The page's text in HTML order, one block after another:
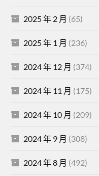
2025 年 2 月 (65)
2025 年 1 月 (236)
2024 年 12 月 (374)
2024 年 11 月 (175)
2024 年 10 月 (209)
2024 年 9 月 (308)
2024 年 8 月 (492)